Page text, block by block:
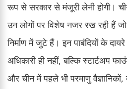
रूप से सरकार से मंजूरी लेनी होगी।
उन लोगों पर विशेष नजर रख रही हैं
निर्माण में जुटे हैं। इन पाबंदियों के
अधिकारी ही नहीं, बल्कि स्टार्टअप
और चीन में पहले भी परमाणु वैज्ञानिकों,